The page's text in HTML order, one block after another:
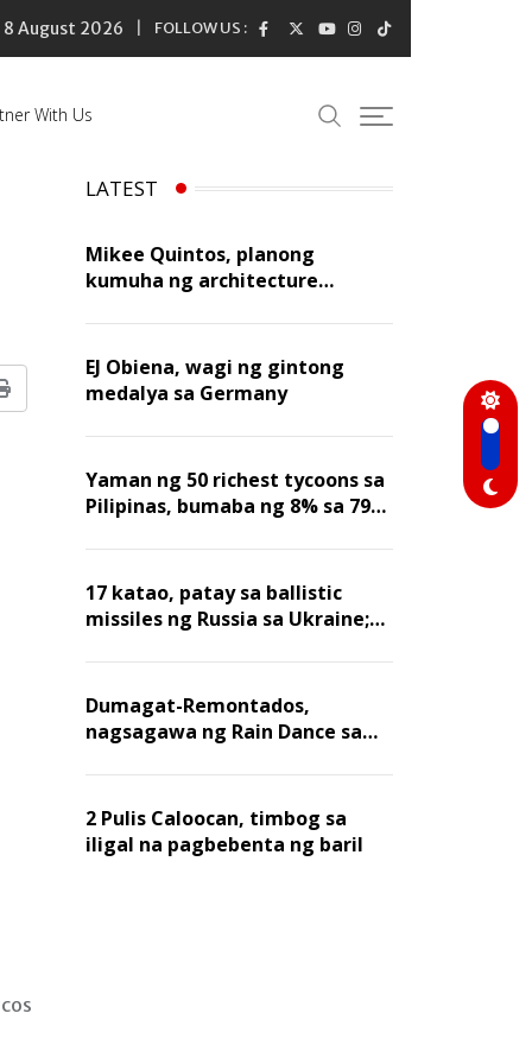
8 August 2026 FOLLOW US :
With Us
Print
LATEST
Mikee Quintos, planong
kumuha ng architecture
taon
EJ Obiena, wagi ng gintong
medalya sa Germany
Yaman ng 50 richest tycoons sa
Pilipinas, bumaba ng 8% sa 79
17 katao, patay sa ballistic
missiles ng Russia sa Ukraine;
nawasak
Dumagat-Remontados,
nagsagawa ng Rain Dance sa
2 Pulis Caloocan, timbog sa
iligal na pagbebenta ng baril